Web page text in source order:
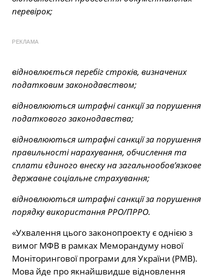
перевірок;
РЕКЛАМА
відновлюється перебіг строків, визначених
податковим законодавством;
відновлюються штрафні санкції за порушення
податкового законодавства;
відновлюються штрафні санкції за порушення
правильності нарахування, обчислення та
сплати єдиного внеску на загальнообов’язкове
державне соціальне страхування;
відновлюються штрафні санкції за порушення
порядку використання РРО/ПРРО.
«Ухвалення цього законопроекту є однією з
вимог МФВ в рамках Меморандуму нової
Моніторингової програми для України (PMB).
Мова йде про якнайшвидше відновлення